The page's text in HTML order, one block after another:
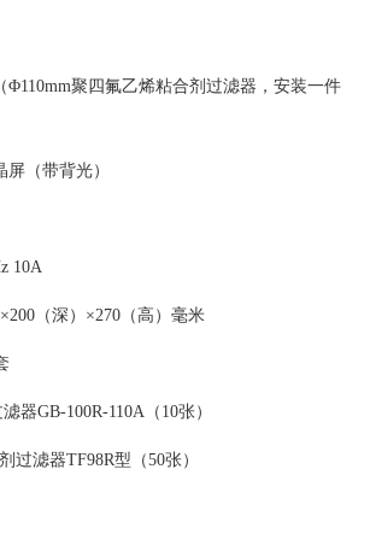
Φ110mm聚四氟乙烯粘合剂过滤器，安装一件
（带背光）
10A
（深）×270（高）毫米
器GB-100R-110A（10张）
过滤器TF98R型（50张）